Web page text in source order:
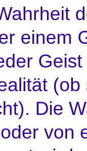
einem
Die
von